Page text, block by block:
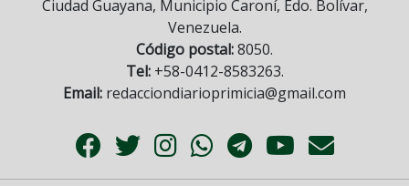
Ciudad Guayana, Municipio Caroní, Edo. Bolívar,
Venezuela.
Código postal:8050.
Tel:+58-0412-8583263.
Email: redacciondiarioprimicia@gmail.com